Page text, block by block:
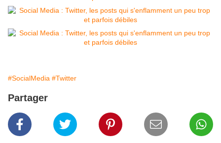
#SocialMedia #Twitter
Partager